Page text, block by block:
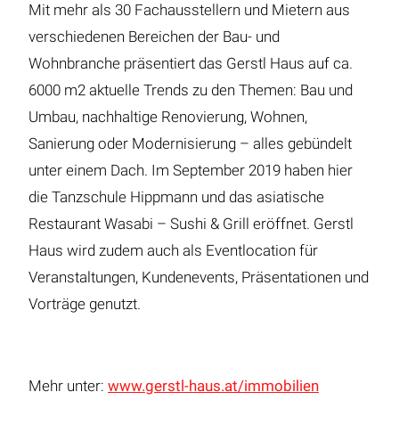
Mit mehr als 30 Fachausstellern und Mietern aus
verschiedenen Bereichen der Bau- und
Wohnbranche präsentiert das Gerstl Haus auf ca.
6000 m2 aktuelle Trends zu den Themen: Bau und
Umbau, nachhaltige Renovierung, Wohnen,
Sanierung oder Modernisierung – alles gebündelt
unter einem Dach. Im September 2019 haben hier
die Tanzschule Hippmann und das asiatische
Restaurant Wasabi – Sushi & Grill eröffnet. Gerstl
Haus wird zudem auch als Eventlocation für
Veranstaltungen, Kundenevents, Präsentationen und
Vorträge genutzt.
Mehr unter: www.gerstl-haus.at/immobilien